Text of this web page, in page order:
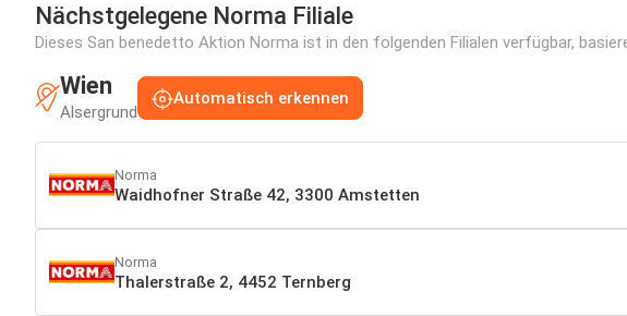
Nächstgelegene Norma Filiale
Dieses San benedetto Aktion Norma ist in den folgenden Filialen verfügbar,
Wien
Alsergrund
Automatisch erkennen
Norma
Waidhofner Straße 42, 3300 Amstetten
Norma
Thalerstraße 2, 4452 Ternberg